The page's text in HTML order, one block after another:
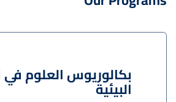
بكالوريوس العلوم في
البيئية